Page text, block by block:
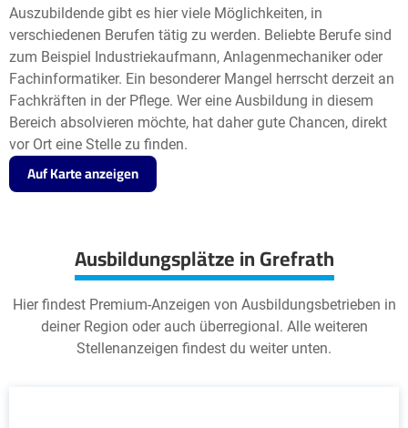
Auszubildende gibt es hier viele Möglichkeiten, in
verschiedenen Berufen tätig zu werden. Beliebte Berufe sind
zum Beispiel Industriekaufmann, Anlagenmechaniker oder
Fachinformatiker. Ein besonderer Mangel herrscht derzeit an
Fachkräften in der Pflege. Wer eine Ausbildung in diesem
Bereich absolvieren möchte, hat daher gute Chancen, direkt
vor Ort eine Stelle zu finden.
Auf Karte anzeigen
Ausbildungsplätze in Grefrath
Hier findest Premium-Anzeigen von Ausbildungsbetrieben in
deiner Region oder auch überregional. Alle weiteren
Stellenanzeigen findest du weiter unten.